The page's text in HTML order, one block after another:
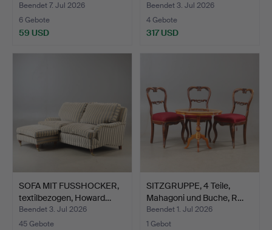
Beendet 7. Jul 2026
6 Gebote
59 USD
Beendet 3. Jul 2026
4 Gebote
317 USD
SOFA MIT FUSSHOCKER,
textilbezogen, Howard…
Beendet 3. Jul 2026
45 Gebote
SITZGRUPPE, 4 Teile,
Mahagoni und Buche, R…
Beendet 1. Jul 2026
1 Gebot